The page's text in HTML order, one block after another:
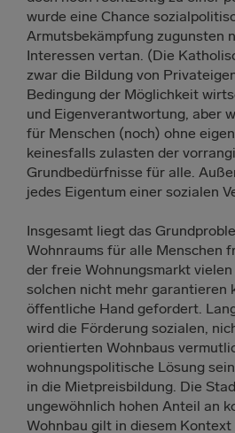
wurde eine Chance
Armutsbekämpfung zugunsten
Interessen vertan. (Die
zwar die Bildung von
Bedingung der Möglichkeit
und Eigenverantwortung, aber
für Menschen (noch) ohne
keinesfalls zulasten der
Grundbedürfnisse für alle.
jedes Eigentum einer sozialen
Insgesamt liegt das
Wohnraums für alle Menschen
der freie Wohnungsmarkt
solchen nicht mehr garantieren
öffentliche Hand gefordert.
wird die Förderung sozialen,
orientierten Wohnbaus
wohnungspolitische Lösung
in die Mietpreisbildung. Die
ungewöhnlich hohen Anteil an
Wohnbau gilt in diesem